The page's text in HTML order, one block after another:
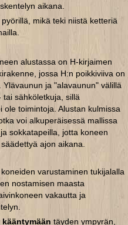
aikana.
pyörillä, mikä teki niistä ketteriä
alustassa on H-kirjaimen
jossa H:n poikkiviiva on
Ylävaunun ja "alavaunun" välillä
tai sähköletkuja, sillä
ole toimintoja. Alustan kulmissa
voi alkuperäisessä mallissa
sokkatapeilla, jotta koneen
ajon aikana.
varustaminen tukijalalla
nostamisen maasta
vakautta ja
täyden ympyrän,